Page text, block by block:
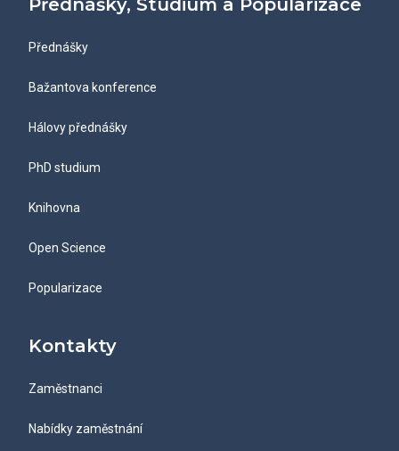
Přednášky, Studium a Popularizace
Přednášky
Bažantova konference
Hálovy přednášky
PhD studium
Knihovna
Open Science
Popularizace
Kontakty
Zaměstnanci
Nabídky zaměstnání